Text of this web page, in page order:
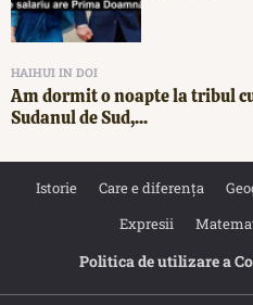
HAIHUI IN DOI
Am dormit o noapte la tribul
Sudanul de Sud,...
Istorie Care e diferența
Expresii
Politica de utilizare a